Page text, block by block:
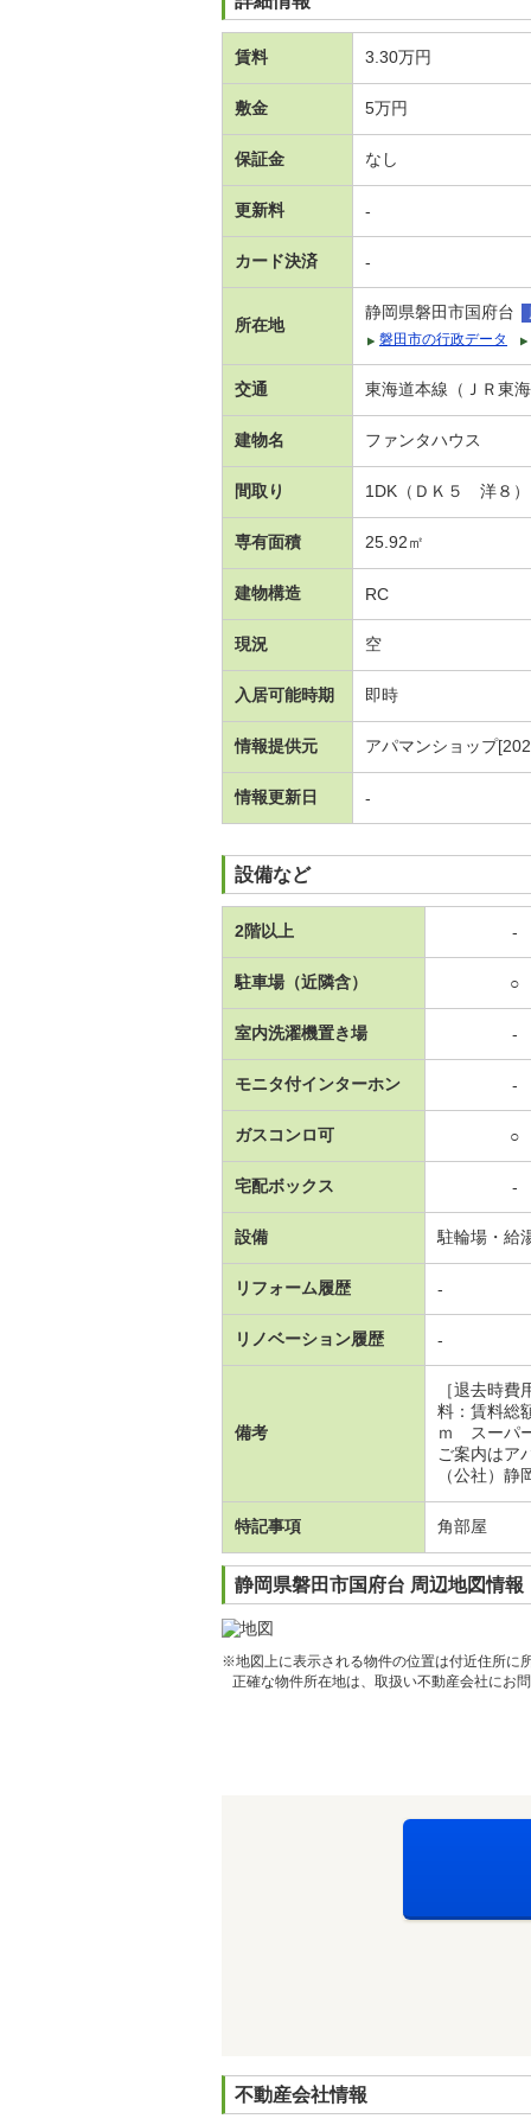
賃料 3.30万円
敷金 5万円
保証金 なし
更新料 -
カード決済 -
所在地
静岡県磐田市国府台
磐田市の行政データ
交通 東海道本線（ＪＲ東
建物名 ファンタハウス
間取り 1DK（ＤＫ５ 洋８）
専有面積 25.92㎡
建物構造 RC
現況 空
入居可能時期 即時
情報提供元 アパマンショップ
情報更新日 -
設備など
2階以上 -
駐車場（近隣含） ○
室内洗濯機置き場 -
モニタ付インターホン -
ガスコンロ可 ○
宅配ボックス -
設備 駐輪場・給
リフォーム履歴 -
リノベーション履歴 -
備考
［退去時
料：賃料総
ｍ スーパ
ご案内はア
（公社）
特記事項 角部屋
静岡県磐田市国府台 周辺地図情報
※地図上に表示される物件の位置は付近住所に
正確な物件所在地は、取扱い不動産会社にお
不動産会社情報